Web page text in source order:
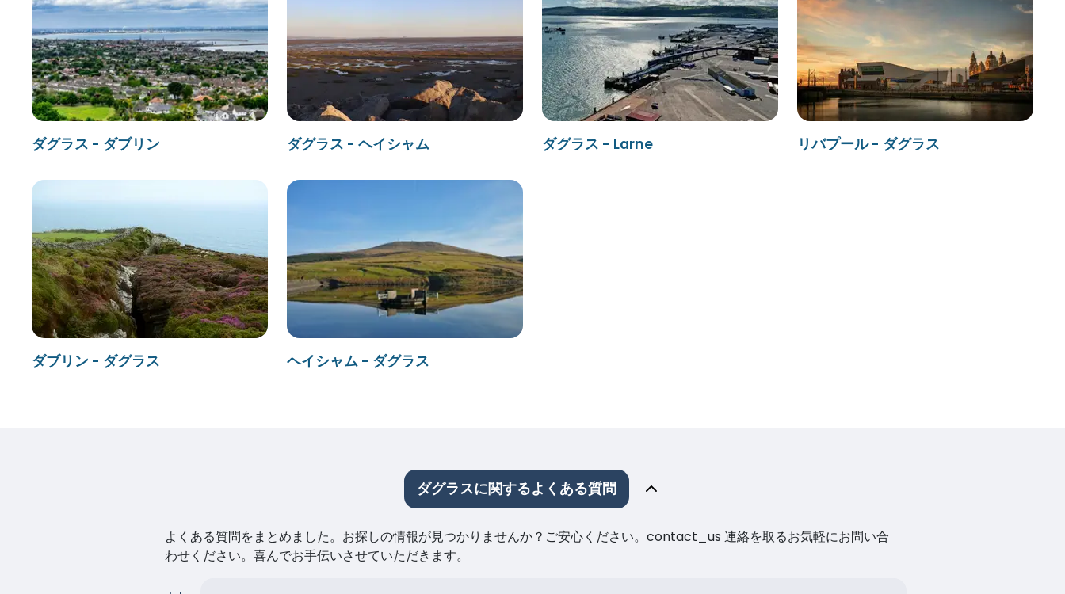
ダグラス - ダブリン ダグラス - ヘイシャム ダグラス - Larne リバプール - ダグラス
ダブリン - ダグラス ヘイシャム - ダグラス
ダグラスに関するよくある質問
よくある質問をまとめました。お探しの情報が見つかりませんか？ご安心ください。contact_us 連絡を取るお気軽にお問い合
わせください。喜んでお手伝いさせていただきます。